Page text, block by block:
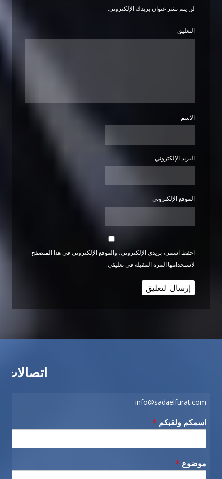
لن يتم نشر عنوان بريدك الإلكتروني.
التعليق
الاسم
البريد الإلكتروني
الموقع الإلكتروني
احفظ اسمي، بريدي الإلكتروني، والموقع الإلكتروني في هذا المتصفح
لاستخدامها المرة المقبلة في تعليقي.
اتصالات
info@sadaelfurat.com
اسمكم ولقبكم *
موضوع *